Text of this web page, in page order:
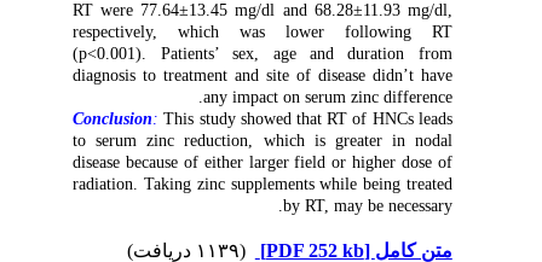
RT were 77.64±13.45 mg/dl and 68.28±11.93 mg/dl,
respectively, which was lower following RT
(p<0.001). Patients’ sex, age and duration from
diagnosis to treatment and site of disease didn’t have
any impact on serum zinc difference.
Conclusion:This study showed that RT of HNCs leads
to serum zinc reduction, which is greater in nodal
disease because of either larger field or higher dose of
radiation. Taking zinc supplements while being treated
by RT, may be necessary.
متن کامل[PDF 252 kb]